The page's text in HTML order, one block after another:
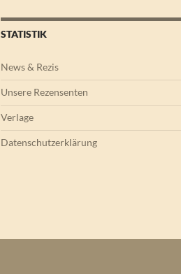
STATISTIK
News & Rezis
Unsere Rezensenten
Verlage
Datenschutzerklärung